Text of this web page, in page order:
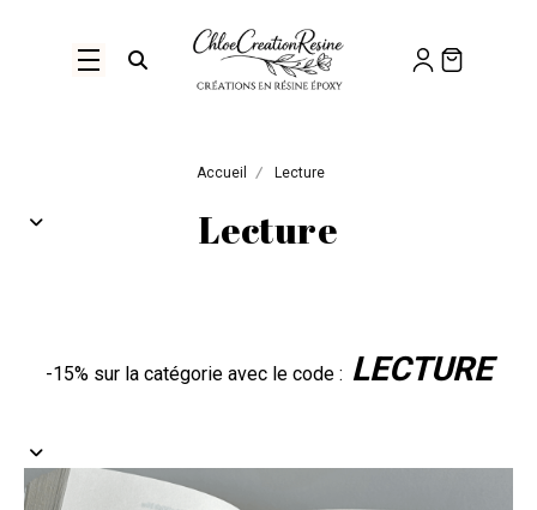
Ouvrir la recherche
Accueil Lecture
Lecture
-15% sur la catégorie avec le code : LECTURE